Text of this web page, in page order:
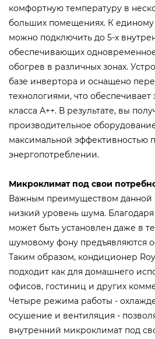
комфортную температуру в
больших помещениях. К
можно подключить до 5-х
обеспечивающих
обогрев в различных зонах.
базе инвертора и оснащено
технологиями, что
класса А++. В результате, вы
производительное
максимальной эффективностью
энергопотреблении.
Микроклимат под свои
Важным преимуществом данной
низкий уровень шума.
может быть установлен даже в
шумовому фону предъявляются
Таким образом, кондиционер
подходит как для домашнего
офисов, гостиниц и других
Четыре режима работы -
осушение и вентиляция -
внутренний микроклимат под